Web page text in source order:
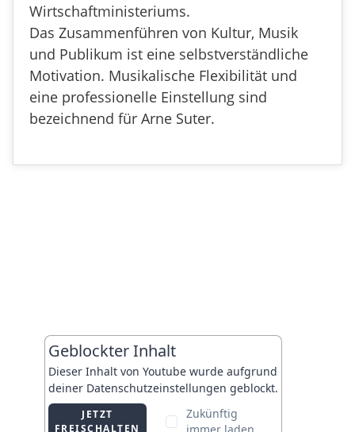
Wirtschaftministeriums.
Das Zusammenführen von Kultur, Musik
und Publikum ist eine selbstverständliche
Motivation. Musikalische Flexibilität und
eine professionelle Einstellung sind
bezeichnend für Arne Suter.